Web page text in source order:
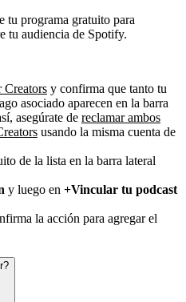
tu programa gratuito para
tu audiencia de Spotify.
Creators y confirma que tanto tu
asociado aparecen en la barra
asegúrate de reclamar ambos
usando la misma cuenta de
de la lista en la barra lateral
y luego en +Vincular tu podcast
la acción para agregar el